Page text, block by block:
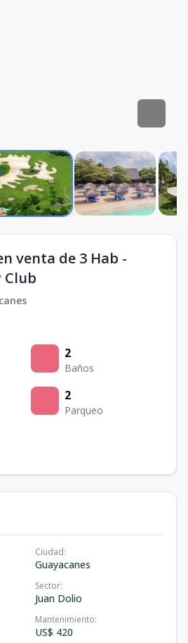
venta de 3 Hab -
2
Baños
2
Parqueo
Ciudad:
Guayacanes
Sector:
Juan Dolio
Mantenimiento:
US$ 420